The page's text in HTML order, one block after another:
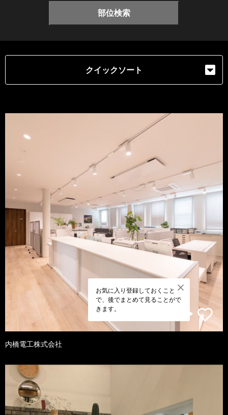
部位検索
クイックソート
お気に入り登録しておくこと
で、後でまとめて見ることがで
きます。
内橋電工株式会社